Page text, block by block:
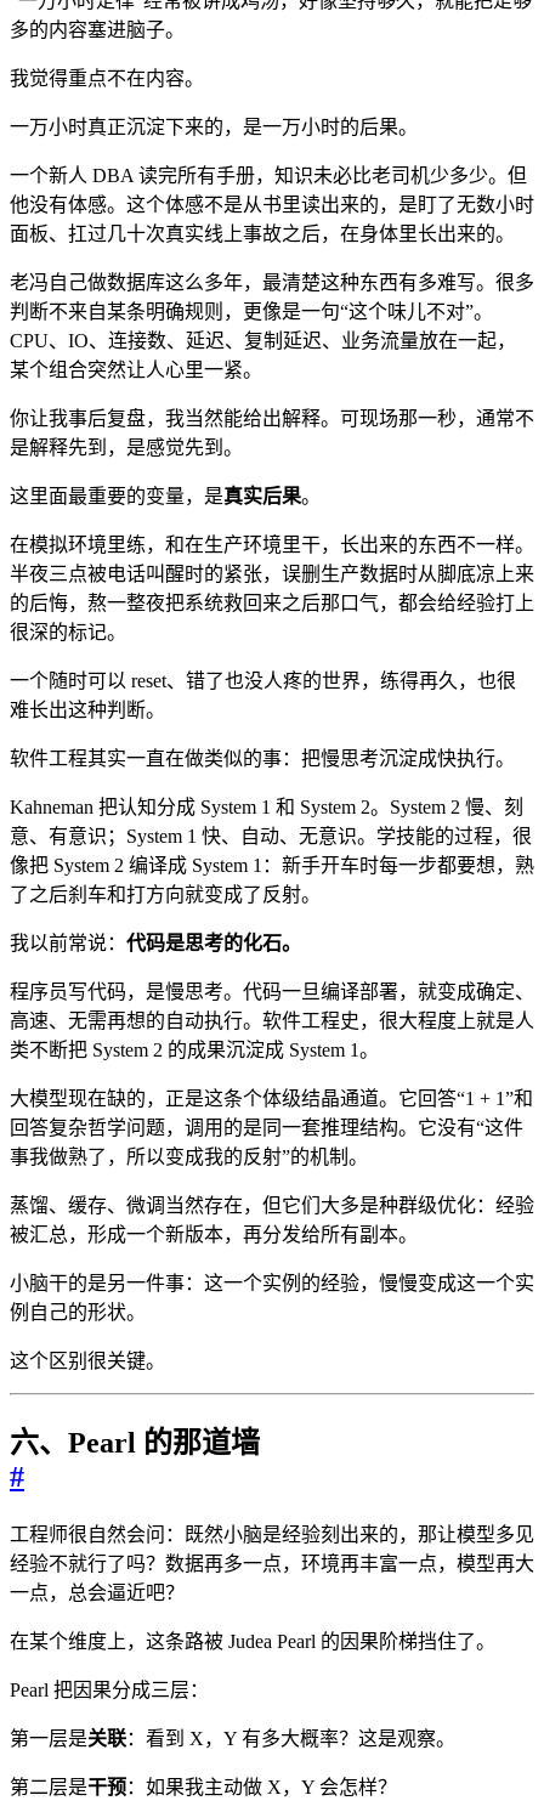
多的内容塞进脑子。
我觉得重点不在内容。
一万小时真正沉淀下来的，是一万小时的后果。
一个新人 DBA 读完所有手册，知识未必比老司机少多少。但
他没有体感。这个体感不是从书里读出来的，是盯了无数小时
面板、扛过几十次真实线上事故之后，在身体里长出来的。
老冯自己做数据库这么多年，最清楚这种东西有多难写。很多
判断不来自某条明确规则，更像是一句“这个味儿不对”。
CPU、IO、连接数、延迟、复制延迟、业务流量放在一起，
某个组合突然让人心里一紧。
你让我事后复盘，我当然能给出解释。可现场那一秒，通常不
是解释先到，是感觉先到。
这里面最重要的变量，是真实后果。
在模拟环境里练，和在生产环境里干，长出来的东西不一样。
半夜三点被电话叫醒时的紧张，误删生产数据时从脚底凉上来
的后悔，熬一整夜把系统救回来之后那口气，都会给经验打上
很深的标记。
一个随时可以 reset、错了也没人疼的世界，练得再久，也很
难长出这种判断。
软件工程其实一直在做类似的事：把慢思考沉淀成快执行。
Kahneman 把认知分成 System 1 和 System 2。System 2 慢、刻
意、有意识；System 1 快、自动、无意识。学技能的过程，很
像把 System 2 编译成 System 1：新手开车时每一步都要想，熟
了之后刹车和打方向就变成了反射。
我以前常说： 代码是思考的化石。
程序员写代码，是慢思考。代码一旦编译部署，就变成确定、
高速、无需再想的自动执行。软件工程史，很大程度上就是人
类不断把 System 2 的成果沉淀成 System 1。
大模型现在缺的，正是这条个体级结晶通道。它回答“1 + 1”和
回答复杂哲学问题，调用的是同一套推理结构。它没有“这件
事我做熟了，所以变成我的反射”的机制。
蒸馏、缓存、微调当然存在，但它们大多是种群级优化：经验
被汇总，形成一个新版本，再分发给所有副本。
小脑干的是另一件事：这一个实例的经验，慢慢变成这一个实
例自己的形状。
这个区别很关键。
六、Pearl 的那道墙
#
工程师很自然会问：既然小脑是经验刻出来的，那让模型多见
经验不就行了吗？数据再多一点，环境再丰富一点，模型再大
一点，总会逼近吧？
在某个维度上，这条路被 Judea Pearl 的因果阶梯挡住了。
Pearl 把因果分成三层：
第一层是关联：看到 X，Y 有多大概率？这是观察。
第二层是干预：如果我主动做 X，Y 会怎样？